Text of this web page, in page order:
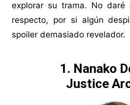
explorar su trama. No daré
respecto, por si algún
spoiler demasiado revelador.
1. Nanako
Justice